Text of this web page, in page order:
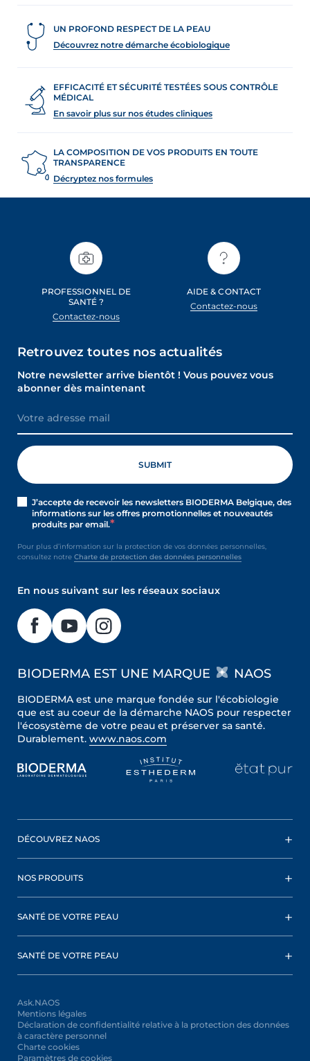
UN PROFOND RESPECT DE LA PEAU
Découvrez notre démarche écobiologique
EFFICACITÉ ET SÉCURITÉ TESTÉES SOUS CONTRÔLE
MÉDICAL
En savoir plus sur nos études cliniques
LA COMPOSITION DE VOS PRODUITS EN TOUTE
TRANSPARENCE
Décryptez nos formules
PROFESSIONNEL DE
SANTÉ ?
Contactez-nous
AIDE & CONTACT
Contactez-nous
Retrouvez toutes nos actualités
Notre newsletter arrive bientôt ! Vous pouvez vous
abonner dès maintenant
J’accepte de recevoir les newsletters BIODERMA Belgique, des
informations sur les offres promotionnelles et nouveautés
produits par email.
Pour plus d’information sur la protection de vos données personnelles,
consultez notre Charte de protection des données personnelles
En nous suivant sur les réseaux sociaux
BIODERMA EST UNE MARQUE NAOS
BIODERMA est une marque fondée sur l'écobiologie
que est au coeur de la démarche NAOS pour respecter
l'écosystème de votre peau et préserver sa santé.
Durablement. www.naos.com
DÉCOUVREZ NAOS
NOS PRODUITS
SANTÉ DE VOTRE PEAU
SANTÉ DE VOTRE PEAU
Ask.NAOS
Mentions légales
Déclaration de confidentialité relative à la protection des données
à caractère personnel
Charte cookies
Paramètres de cookies